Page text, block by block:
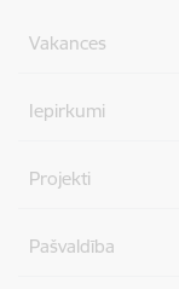
Vakances
Iepirkumi
Projekti
Pašvaldība